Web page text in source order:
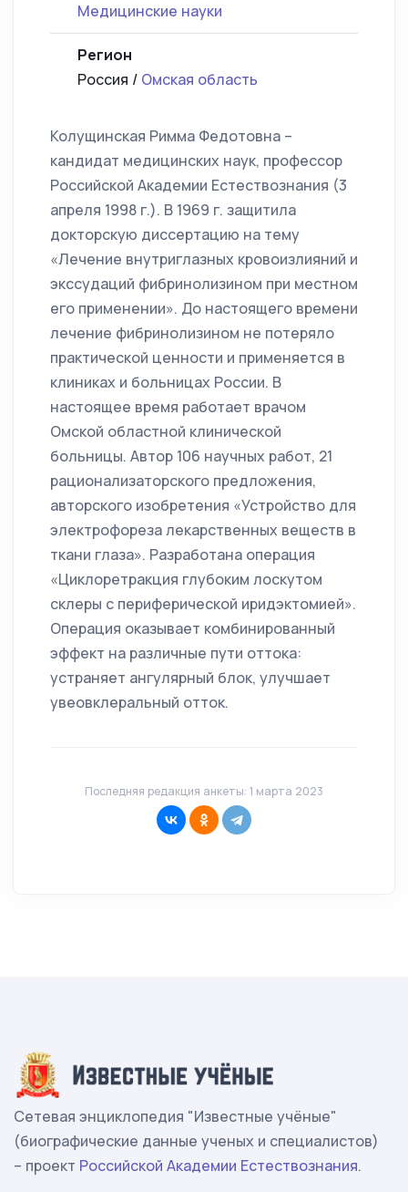
Медицинские науки
Регион
Россия / Омская область
Колущинская Римма Федотовна –
кандидат медицинских наук, профессор
Российской Академии Естествознания (3
апреля 1998 г.). В 1969 г. защитила
докторскую диссертацию на тему
«Лечение внутриглазных кровоизлияний и
экссудаций фибринолизином при местном
его применении». До настоящего времени
лечение фибринолизином не потеряло
практической ценности и применяется в
клиниках и больницах России. В
настоящее время работает врачом
Омской областной клинической
больницы. Автор 106 научных работ, 21
рационализаторского предложения,
авторского изобретения «Устройство для
электрофореза лекарственных веществ в
ткани глаза». Разработана операция
«Циклоретракция глубоким лоскутом
склеры с периферической иридэктомией».
Операция оказывает комбинированный
эффект на различные пути оттока:
устраняет ангулярный блок, улучшает
увеовклеральный отток.
Последняя редакция анкеты: 1 марта 2023
Сетевая энциклопедия "Известные учёные"
(биографические данные ученых и специалистов)
– проект Российской Академии Естествознания.